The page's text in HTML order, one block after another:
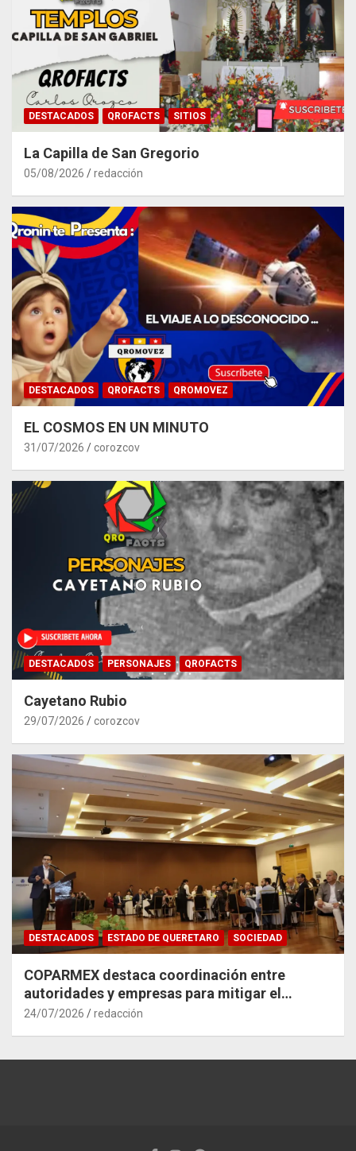
DESTACADOS QROFACTS SITIOS
La Capilla de San Gregorio
05/08/2026 redacción
DESTACADOS QROFACTS QROMOVEZ
EL COSMOS EN UN MINUTO
31/07/2026 corozcov
DESTACADOS PERSONAJES QROFACTS
Cayetano Rubio
29/07/2026 corozcov
DESTACADOS ESTADO DE QUERETARO SOCIEDAD
COPARMEX destaca coordinación entre
autoridades y empresas para mitigar el
impacto del Tren México–Querétaro
24/07/2026 redacción